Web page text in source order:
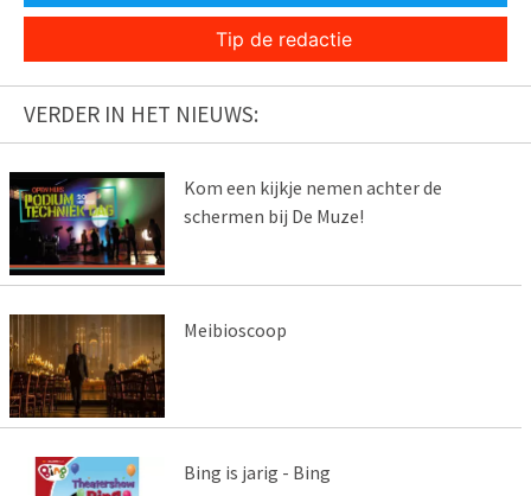
Tip de redactie
VERDER IN HET NIEUWS:
Kom een kijkje nemen achter de
schermen bij De Muze!
Meibioscoop
Bing is jarig - Bing